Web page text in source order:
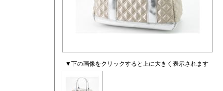
▼下の画像をクリックすると上に大きく表示されます